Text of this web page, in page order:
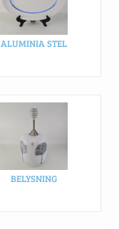
ALUMINIA STEL
BELYSNING